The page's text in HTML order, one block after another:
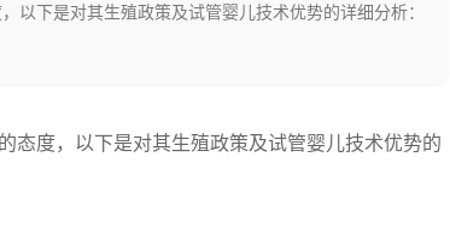
以下是对其生殖政策及试管婴儿技术优势的详细分析：
态度，以下是对其生殖政策及试管婴儿技术优势的